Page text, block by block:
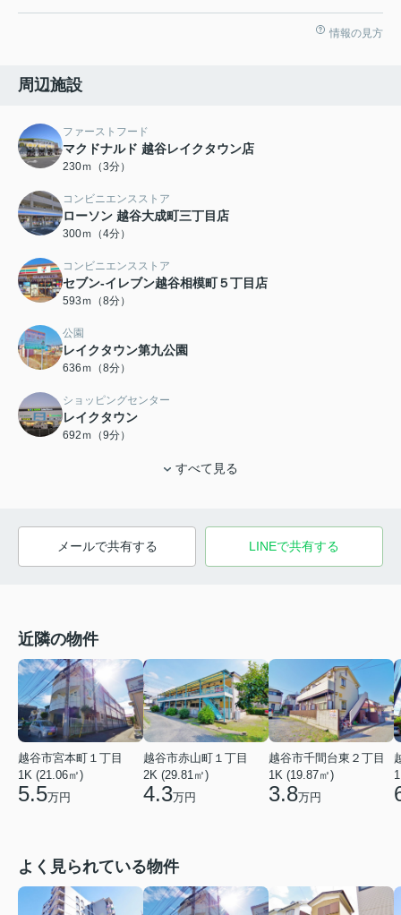
情報の見方
周辺施設
ファーストフード
マクドナルド 越谷レイクタウン店
230ｍ（3分）
コンビニエンスストア
ローソン 越谷大成町三丁目店
300ｍ（4分）
コンビニエンスストア
セブン-イレブン越谷相模町５丁目店
593ｍ（8分）
公園
レイクタウン第九公園
636ｍ（8分）
ショッピングセンター
レイクタウン
692ｍ（9分）
すべて見る
メールで共有する LINEで共有する
近隣の物件
越谷市宮本町１丁目
1K (21.06㎡)
5.5万円
越谷市赤山町１丁目
2K (29.81㎡)
4.3万円
越谷市千間台東２丁目
1K (19.87㎡)
3.8万円
よく見られている物件